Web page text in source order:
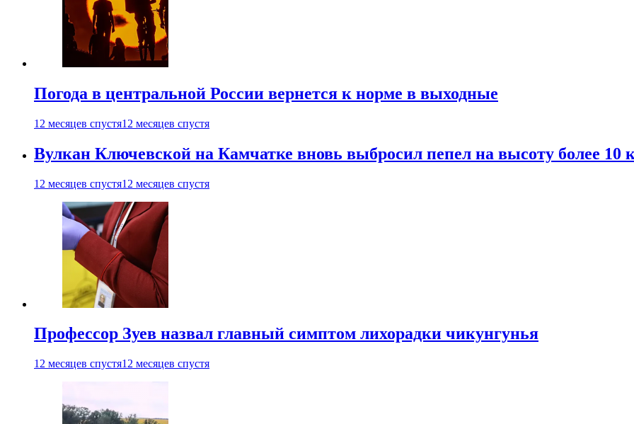
Погода в центральной России вернется к норме в выходные
12 месяцев спустя12 месяцев спустя
Вулкан Ключевской на Камчатке вновь выбросил пепел на высоту более 10
12 месяцев спустя12 месяцев спустя
Профессор Зуев назвал главный симптом лихорадки чикунгунья
12 месяцев спустя12 месяцев спустя